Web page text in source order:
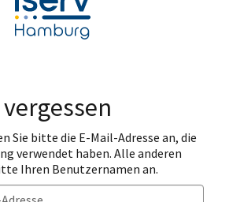
Sie bitte die E-Mail-Adresse an, die
verwendet haben. Alle anderen
Ihren Benutzernamen an.